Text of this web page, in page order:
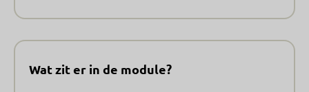
Wat zit er in de module?